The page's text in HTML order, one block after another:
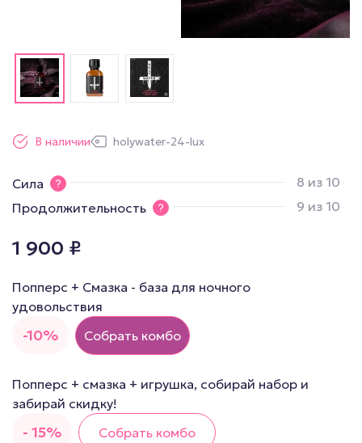
В наличии holywater-24-lux
Сила
8 из 10
Продолжительность
9 из 10
1 900 ₽
-10%
Попперс + Смазка - база для ночного
удовольствия
Собрать комбо
- 15%
Попперс + смазка + игрушка, собирай набор и
забирай скидку!
Собрать комбо